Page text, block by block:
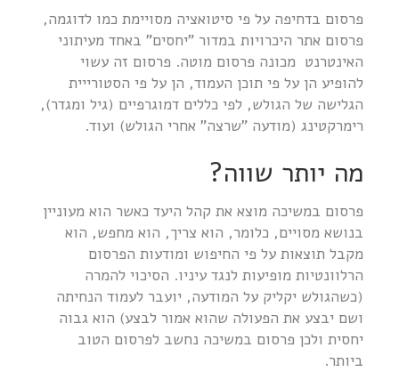
פרסום בדחיפה על פי סיטואציה מסויימת כמו לדוגמה,
פרסום אתר היכרויות במדור "יחסים" באחד מעיתוני
האינטרנט מכונה פרסום מוטה. פרסום זה עשוי
להופיע הן על פי תוכן העמוד, הן על פי הסטורייית
הגלישה של הגולש, לפי כללים דמוגרפיים (גיל ומגדר),
רימרקטינג (מודעה "שרצה" אחרי הגולש) ועוד.
מה יותר שווה?
פרסום במשיכה מוצא את קהל היעד כאשר הוא מעוניין
בנושא מסויים, כלומר, הוא צריך, הוא מחפש, הוא
מקבל תוצאות על פי החיפוש ומודעות הפרסום
הרלוונטיות מופיעות לנגד עיניו. הסיכוי להמרה
(כשהגולש יקליק על המודעה, יועבר לעמוד הנחיתה
ושם יבצע את הפעולה שהוא אמור לבצע) הוא גבוה
יחסית ולכן פרסום במשיכה נחשב לפרסום הטוב
ביותר.